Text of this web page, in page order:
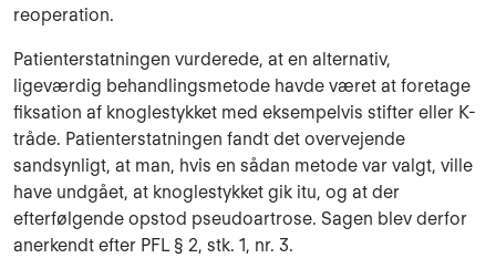
reoperation.
Patienterstatningen vurderede, at en alternativ,
ligeværdig behandlingsmetode havde været at foretage
fiksation af knoglestykket med eksempelvis stifter eller K-
tråde. Patienterstatningen fandt det overvejende
sandsynligt, at man, hvis en sådan metode var valgt, ville
have undgået, at knoglestykket gik itu, og at der
efterfølgende opstod pseudoartrose. Sagen blev derfor
anerkendt efter PFL § 2, stk. 1, nr. 3.